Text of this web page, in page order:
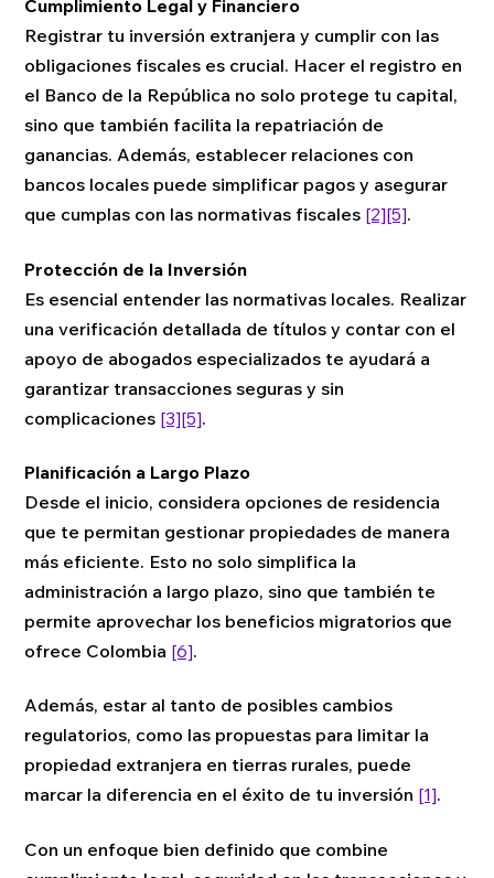
Cumplimiento Legal y Financiero
Registrar tu inversión extranjera y cumplir con las
obligaciones fiscales es crucial. Hacer el registro en
el Banco de la República no solo protege tu capital,
sino que también facilita la repatriación de
ganancias. Además, establecer relaciones con
bancos locales puede simplificar pagos y asegurar
que cumplas con las normativas fiscales [2][5].
Protección de la Inversión
Es esencial entender las normativas locales. Realizar
una verificación detallada de títulos y contar con el
apoyo de abogados especializados te ayudará a
garantizar transacciones seguras y sin
complicaciones [3][5].
Planificación a Largo Plazo
Desde el inicio, considera opciones de residencia
que te permitan gestionar propiedades de manera
más eficiente. Esto no solo simplifica la
administración a largo plazo, sino que también te
permite aprovechar los beneficios migratorios que
ofrece Colombia [6].
Además, estar al tanto de posibles cambios
regulatorios, como las propuestas para limitar la
propiedad extranjera en tierras rurales, puede
marcar la diferencia en el éxito de tu inversión [1].
Con un enfoque bien definido que combine